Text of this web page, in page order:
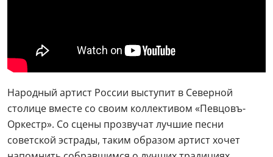
Народный артист России выступит в Северной
столице вместе со своим коллективом «Певцовъ-
Оркестр». Со сцены прозвучат лучшие песни
советской эстрады, таким образом артист хочет